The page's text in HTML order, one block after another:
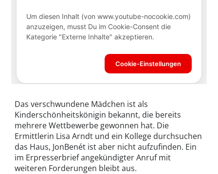
Das verschwundene Mädchen ist als
Kinderschönheitskönigin bekannt, die bereits
mehrere Wettbewerbe gewonnen hat. Die
Ermittlerin Lisa Arndt und ein Kollege durchsuchen
das Haus, JonBenét ist aber nicht aufzufinden. Ein
im Erpresserbrief angekündigter Anruf mit
weiteren Forderungen bleibt aus.